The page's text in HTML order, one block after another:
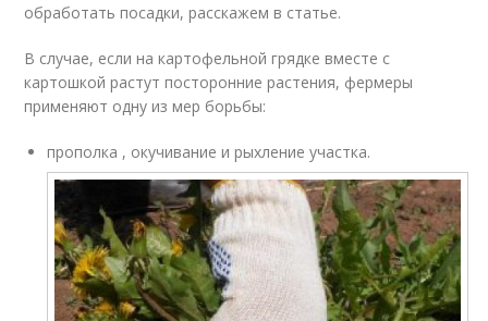
обработать посадки, расскажем в статье.
В случае, если на картофельной грядке вместе с
картошкой растут посторонние растения, фермеры
применяют одну из мер борьбы:
прополка , окучивание и рыхление участка.